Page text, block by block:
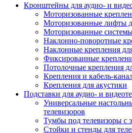
Кронштейны для аудио- и
Моторизованные
Моторизованные лифты
Моторизованные
Наклонно-поворотные
Наклонные крепления
Фиксированные
Потолочные крепления
Крепления и кабель-
Крепления для акустики
Подставки для аудио- и
Универсальные
телевизоров
Тумбы под телевизоры с
Стойки и стенды для